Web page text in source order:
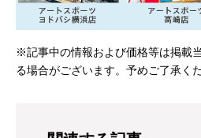
※記事中の情報および価格等は掲載
る場合がございます。予めご了承くだ